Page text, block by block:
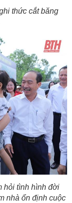
thức cắt băng
hỏi tình hình đời
nhà ổn định cuộc